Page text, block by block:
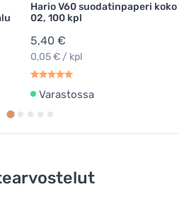
Hario V60 suodatinpaperi koko
02, 100 kpl
5,40 €
0,05 € / kpl
Varastossa